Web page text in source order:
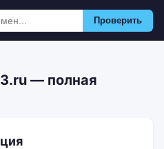
Проверить
— полная